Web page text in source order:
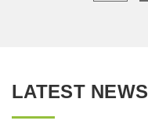
LATEST NEWS